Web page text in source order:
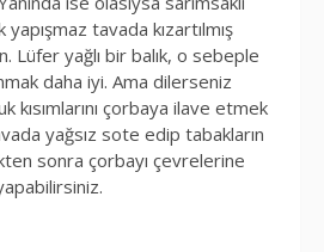
tavada kızartılmış
Lüfer yağlı bir balık, o sebeple
daha iyi. Ama dilerseniz
kısımlarını çorbaya ilave etmek
yağsız sote edip tabakların
sonra çorbayı çevrelerine